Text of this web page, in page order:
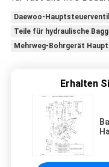
Daewoo-
Teile für hydraulische
Mehrweg-Bohrgerät
Erhalten